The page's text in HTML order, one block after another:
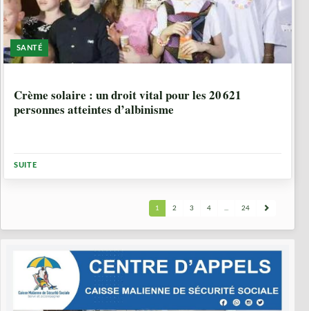
SANTÉ
Crème solaire : un droit vital pour les 20 621
personnes atteintes d’albinisme
SUITE
1 2 3 4 ... 24